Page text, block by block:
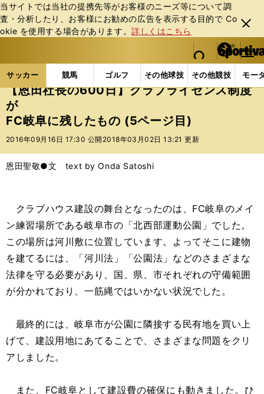
当サイトでは当社の提携先等がお客様のニーズ等について調
査・分析したり、お客様にお勧めの広告を表⽰する⽬的で Co
okie を使⽤する場合があります。詳しくはこちら
閉じ
る
web Sportiva (webスポルティーバ)
検索
マイペ
ー
ジ
メニュ
サッカー 競馬 ゴルフ その他球技 その他競技 モー
ス
ポ
ル
テ
ー
バ
サッカーの記事一覧 Jリーグ他 Jリーグ 【恩田
【恩田社長の600日】クラブライセンス制度
が
FC岐阜に残したもの (5ページ目)
2016年09月16日 17:30 公開 2018年03月02日 13:21 更新
恩田聖敬●文 text by Onda Satoshi
クラブハウス建設の舞台となったのは、FC岐阜のメイ
ン練習場所である岐阜市の「北西部運動公園」でした。
この場所は河川敷に位置しています。よってそこに建物
を建てるには、「河川法」「公園法」などのさまざまな
法律を守る必要があり、国、県、市それぞれの守備範囲
が分かれており、一筋縄ではいかない状況でした。
最終的には、岐阜市が公園に隣接する民有地を買い上
げて、建設用地にあてることで、さまざまな問題をクリ
アしました。
また、FC岐阜として建設費の確保にも動きました。ひ